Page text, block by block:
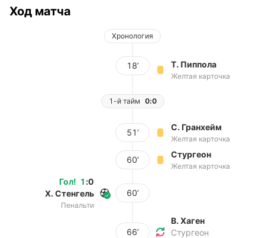
Ход матча
Хронология
18’ Т. Пиппола
Желтая карточка
1-й тайм 0:0
51’
С. Гранхейм
Желтая карточка
60’
Стургеон
Желтая карточка
Гол! 1 :0
Х. Стенгель
Пенальти
60’
66’
В. Хаген
Стургеон